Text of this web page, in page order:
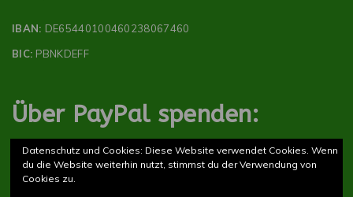
IBAN: DE65440100460238067460
BIC: PBNKDEFF
Über PayPal spenden:
Datenschutz und Cookies: Diese Website verwendet Cookies. Wenn
du die Website weiterhin nutzt, stimmst du der Verwendung von
Cookies zu.